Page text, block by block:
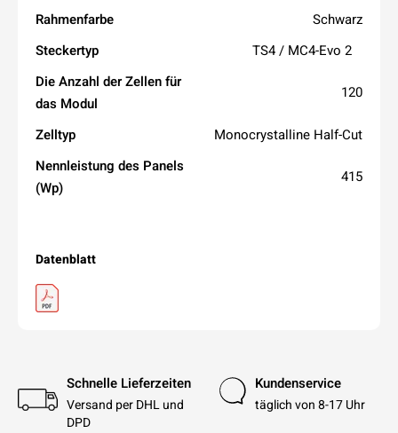
Rahmenfarbe
Schwarz
Steckertyp
TS4 / MC4-Evo 2
Die Anzahl der Zellen für
das Modul
120
Zelltyp
Monocrystalline Half-Cut
Nennleistung des Panels
(Wp)
415
Datenblatt
Schnelle Lieferzeiten
Versand per DHL und
DPD
Kundenservice
täglich von 8-17 Uhr